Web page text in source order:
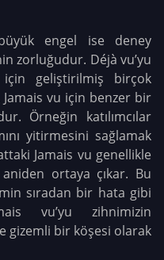
engel ise deney
zorluğudur. Déjà vu’yu
geliştirilmiş birçok
vu için benzer bir
Örneğin katılımcılar
yitirmesini sağlamak
Jamais vu genellikle
ortaya çıkar. Bu
sıradan bir hata gibi
vu’yu zihnimizin
gizemli bir köşesi olarak